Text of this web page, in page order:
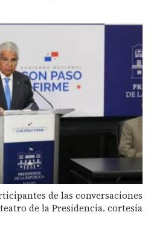
de las conversaciones
de la Presidencia. cortesía